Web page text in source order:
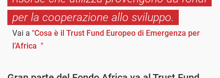
per la cooperazione allo sviluppo.
Vai a "Cosa è il Trust Fund Europeo di Emergenza per
l’Africa "